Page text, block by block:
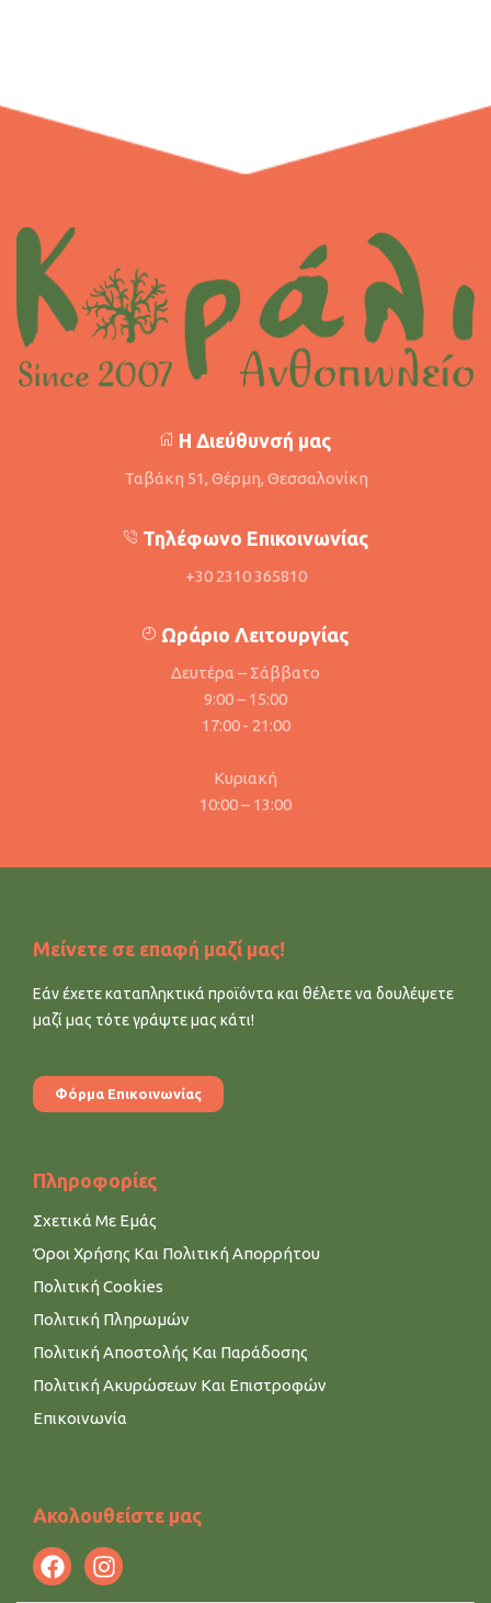
Η Διεύθυνσή μας
Ταβάκη 51, Θέρμη, Θεσσαλονίκη
Τηλέφωνο Επικοινωνίας
+30 2310 365810
Ωράριο Λειτουργίας
Δευτέρα – Σάββατο
9:00 – 15:00
17:00 - 21:00
Κυριακή
10:00 – 13:00
Μείνετε σε επαφή μαζί μας!
Εάν έχετε καταπληκτικά προϊόντα και θέλετε να δουλέψετε
μαζί μας τότε γράψτε μας κάτι!
Φόρμα Επικοινωνίας
Πληροφορίες
Σχετικά Με Εμάς
Όροι Χρήσης Και Πολιτική Απορρήτου
Πολιτική Cookies
Πολιτική Πληρωμών
Πολιτική Αποστολής Και Παράδοσης
Πολιτική Ακυρώσεων Και Επιστροφών
Επικοινωνία
Ακολουθείστε μας